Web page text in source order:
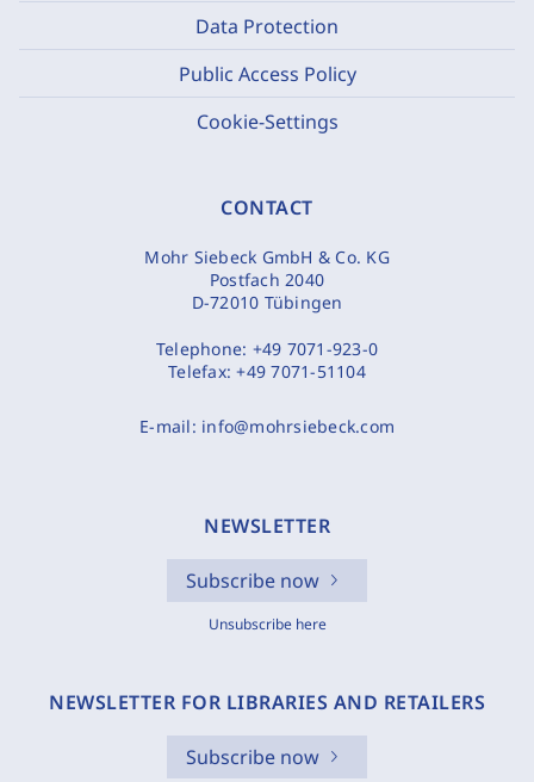
Data Protection
Public Access Policy
Cookie-Settings
CONTACT
Mohr Siebeck GmbH & Co. KG
Postfach 2040
D-72010 Tübingen
Telephone: +49 7071-923-0
Telefax:+49 7071-51104
E-mail: info@mohrsiebeck.com
NEWSLETTER
Subscribe now
Unsubscribe here
NEWSLETTER FOR LIBRARIES AND RETAILERS
Subscribe now